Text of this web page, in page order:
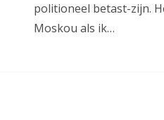
politioneel betast-zijn.
Moskou als ik…